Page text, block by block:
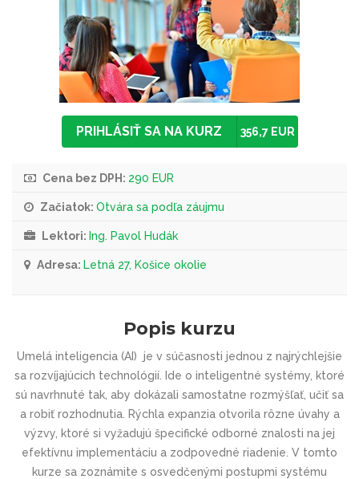
PRIHLÁSIŤ SA NA KURZ 356,7 EUR
Cena bez DPH: 290 EUR
Začiatok: Otvára sa podľa záujmu
Lektori: Ing. Pavol Hudák
Adresa: Letná 27, Košice okolie
Popis kurzu
Umelá inteligencia (AI) je v súčasnosti jednou z najrýchlejšie
sa rozvíjajúcich technológií.
Ide o inteligentné systémy, ktoré
sú navrhnuté tak, aby dokázali samostatne rozmýšľať, učiť sa
a robiť rozhodnutia. Rýchla expanzia otvorila rôzne úvahy a
výzvy, ktoré si vyžadujú špecifické odborné znalosti na jej
efektívnu implementáciu a zodpovedné riadenie. V tomto
kurze sa zoznámite s osvedčenými postupmi systému